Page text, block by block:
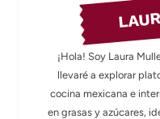
¡Hola! Soy Laura
llevaré a explorar
cocina mexicana e
en grasas y azúcares,